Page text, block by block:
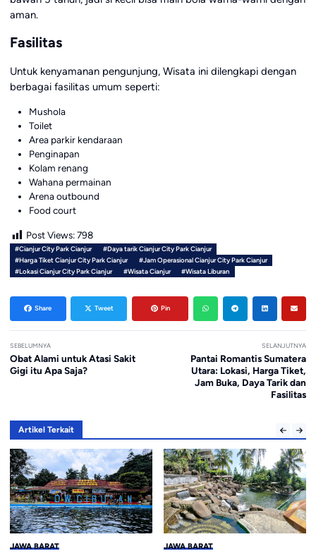
aman.
Fasilitas
Untuk kenyamanan pengunjung, Wisata ini dilengkapi dengan
berbagai fasilitas umum seperti:
Mushola
Toilet
Area parkir kendaraan
Penginapan
Kolam renang
Wahana permainan
Arena outbound
Food court
Post Views: 798
#Cianjur City Park Cianjur
#Daya tarik Cianjur City Park Cianjur
#Harga Tiket Cianjur City Park Cianjur
#Jam Operasional Cianjur City Park Cianjur
#Lokasi Cianjur City Park Cianjur
#Wisata Cianjur #Wisata Liburan
Share Tweet Pin
SEBELUMNYA
Obat Alami untuk Atasi Sakit
Gigi itu Apa Saja?
SELANJUTNYA
Pantai Romantis Sumatera
Utara: Lokasi, Harga Tiket,
Jam Buka, Daya Tarik dan
Fasilitas
Artikel Terkait
JAWA BARAT
JAWA BARAT